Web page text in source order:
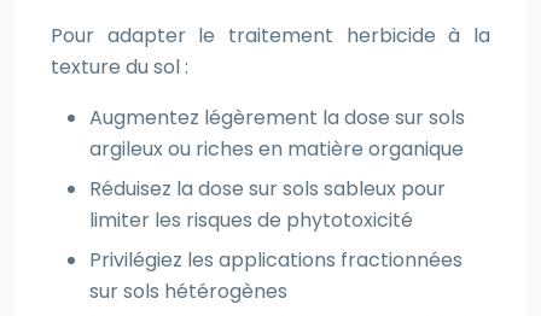
Pour adapter le traitement herbicide à la
texture du sol :
Augmentez légèrement la dose sur sols
argileux ou riches en matière organique
Réduisez la dose sur sols sableux pour
limiter les risques de phytotoxicité
Privilégiez les applications fractionnées
sur sols hétérogènes